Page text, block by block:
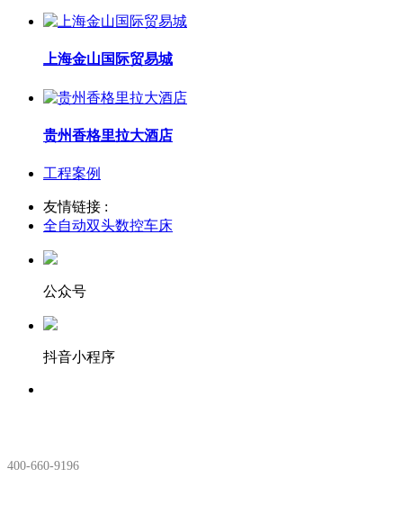
上海金山国际贸易城
贵州香格里拉大酒店
工程案例
友情链接 :
全自动双头数控车床
公众号
抖音小程序
400-660-9196